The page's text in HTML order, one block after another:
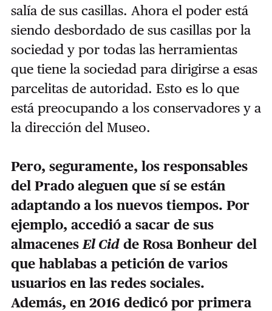
salía de sus casillas. Ahora el poder está
siendo desbordado de sus casillas por la
sociedad y por todas las herramientas
que tiene la sociedad para dirigirse a esas
parcelitas de autoridad. Esto es lo que
está preocupando a los conservadores y a
la dirección del Museo.
Pero, seguramente, los responsables
del Prado aleguen que sí se están
adaptando a los nuevos tiempos. Por
ejemplo, accedió a sacar de sus
almacenes El Cidde Rosa Bonheur del
que hablabas a petición de varios
usuarios en las redes sociales.
Además, en 2016 dedicó por primera